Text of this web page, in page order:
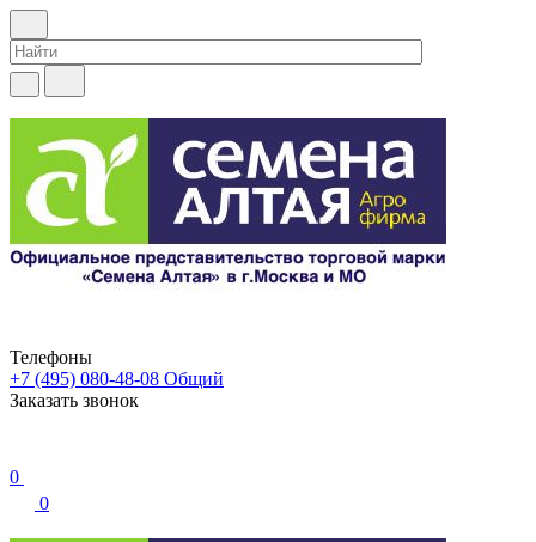
Телефоны
+7 (495) 080-48-08 Общий
Заказать звонок
0
0